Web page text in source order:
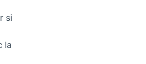
si
la